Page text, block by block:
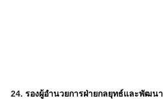
24. รองผู้อำนวยการฝ่ายกลยุทธ์และพัฒนา